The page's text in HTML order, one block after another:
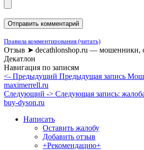
Правила комментирования (читать)
Отзыв ➤ decathlonshop.ru — мошенники,
Декатлон
Навигация по записям
<- Предыдущий Предыдущая запись
maximerrell.ru
Следующий -> Следующая запись:
buy-dyson.ru
Написать
Оставить жалобу
Добавить отзыв
+Рекомендацию+